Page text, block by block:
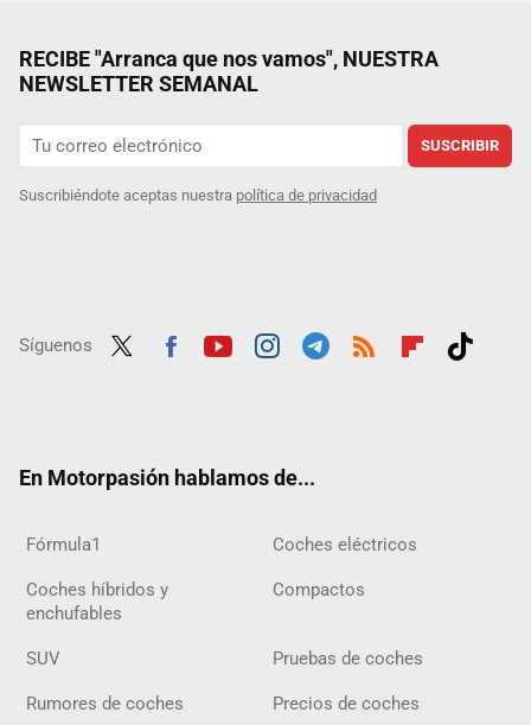
RECIBE "Arranca que nos vamos", NUESTRA
NEWSLETTER SEMANAL
SUSCRIBIR
Suscribiéndote aceptas nuestra política de privacidad
Síguenos
En Motorpasión hablamos de...
Fórmula1 Coches eléctricos
Coches híbridos y
enchufables
Compactos
SUV Pruebas de coches
Rumores de coches Precios de coches